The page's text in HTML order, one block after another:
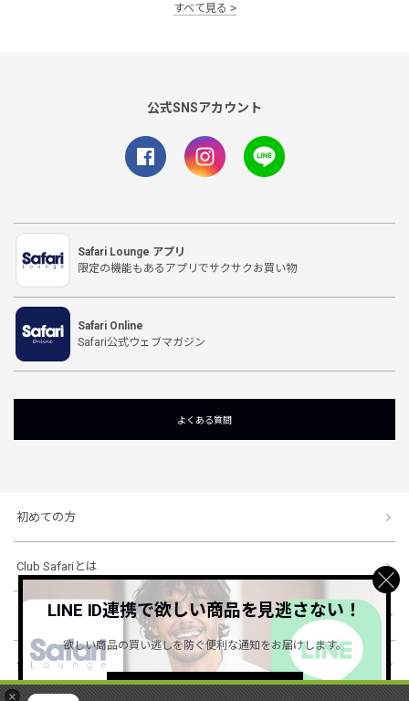
×
すべて見る
公式SNSアカウント
Safari Lounge アプリ
限定の機能もあるアプリでサクサクお買い物
Safari Online
Safari公式ウェブマガジン
よくある質問
初めての方
Club Safariとは
ショッピングガイド
会社概要・規約
LINE ID連携で欲しい商品を見逃さない！
欲しい商品の買い逃しを防ぐ便利な通知をお届けします。
詳しくはこちら ＞